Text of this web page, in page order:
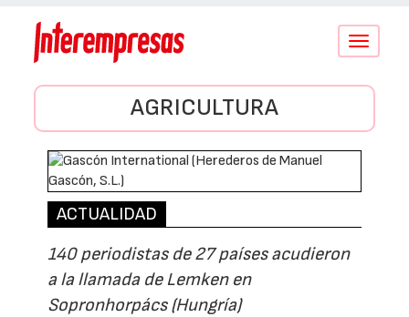
Conmutar
AGRICULTURA
ACTUALIDAD
140 periodistas de 27 países acudieron
a la llamada de Lemken en
Sopronhorpács (Hungría)